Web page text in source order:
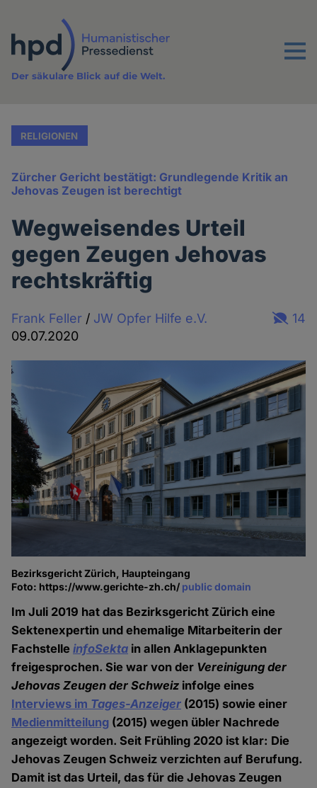
Inhalt
Menu
Der säkulare Blick auf die Welt.
RELIGIONEN
Zürcher Gericht bestätigt: Grundlegende Kritik an
Jehovas Zeugen ist berechtigt
Wegweisendes Urteil
gegen Zeugen Jehovas
rechtskräftig
Frank Feller / JW Opfer Hilfe e.V.
09.07.2020
14
Bezirksgericht Zürich, Haupteingang
Foto: https://www.gerichte-zh.ch/ public domain
Im Juli 2019 hat das Bezirksgericht Zürich eine
Sektenexpertin und ehemalige Mitarbeiterin der
FachstelleinfoSekta in allen Anklagepunkten
freigesprochen. Sie war von der Vereinigung der
Jehovas Zeugen der Schweiz infolge eines
Interviews im Tages-Anzeiger (2015) sowie einer
Medienmitteilung (2015) wegen übler Nachrede
angezeigt worden. Seit Frühling 2020 ist klar: Die
Jehovas Zeugen Schweiz verzichten auf Berufung.
Damit ist das Urteil, das für die Jehovas Zeugen